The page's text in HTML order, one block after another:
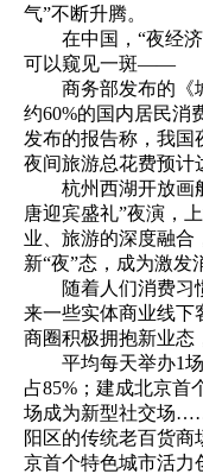
气”不断升腾。
在中国，“夜经济”
可以窥见一斑——
商务部发布的《城
约60%的国内居民消
发布的报告称，我国
夜间旅游总花费预计
杭州西湖开放画
唐迎宾盛礼”夜演，
业、旅游的深度融合
新“夜”态，成为激发
随着人们消费习惯
来一些实体商业线下
商圈积极拥抱新业态
平均每天举办1场
占85%；建成北京首
场成为新型社交场
阳区的传统老百货
京首个特色城市活力